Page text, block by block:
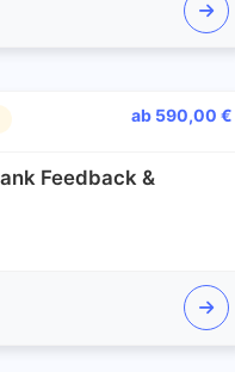
ab 590,00 €